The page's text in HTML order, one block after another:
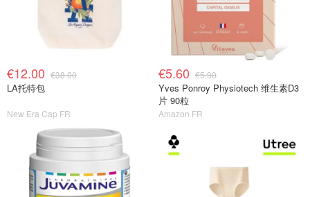
€12.00 €38.00
LA托特包
New Era Cap FR
€5.60 €5.90
Yves Ponroy Physiotech 维生素D3
片 90粒
Amazon FR